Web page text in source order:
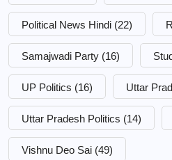
Political News Hindi (22)
Samajwadi Party (16)
UP Politics (16) Uttar
Uttar Pradesh Politics (14)
Vishnu Deo Sai (49)